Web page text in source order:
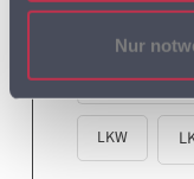
Nur
LKW